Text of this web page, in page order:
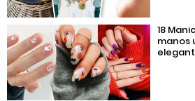
18
manos